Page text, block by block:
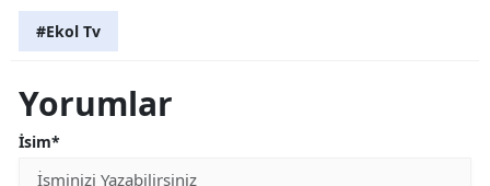
#Ekol Tv
Yorumlar
İsim*